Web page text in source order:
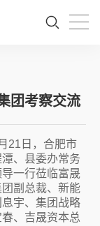
团考察交流
21日，合肥市
、县委办常务
一行莅临富晟
副总裁、新能
宇、集团战略
、吉晟资本总